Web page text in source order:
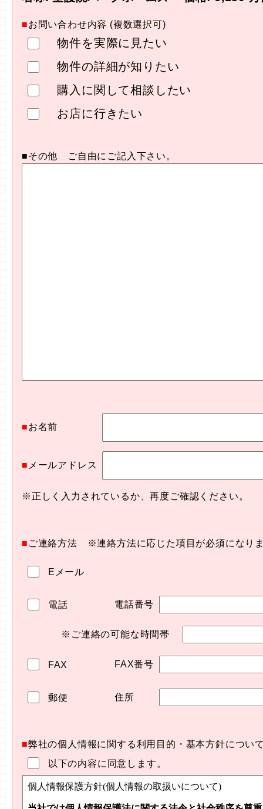
■お問い合わせ内容 (複数選択可)
物件を実際に見たい
物件の詳細が知りたい
購入に関して相談したい
お店に行きたい
■その他 ご自由にご記入下さい。
■お名前
■ メールアドレス
※正しく入力されているか、再度ご確認ください。
■ ご連絡方法 ※連絡方法に応じた項目が必須になり
Eメール
電話 電話番号
※ご連絡の可能な時間帯
FAX FAX番号
郵便 住所
■弊社の個人情報に関する利用目的・基本方針につい
以下の内容に同意します。